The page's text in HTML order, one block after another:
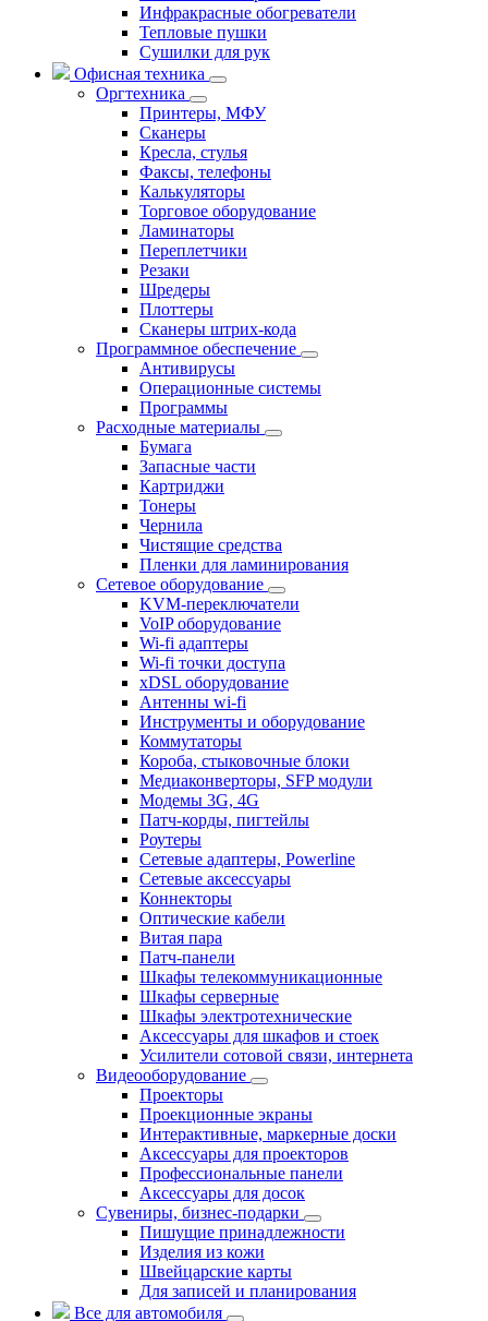
Инфракрасные обогреватели
Тепловые пушки
Сушилки для рук
Офисная техника
Оргтехника
Принтеры, МФУ
Сканеры
Кресла, стулья
Факсы, телефоны
Калькуляторы
Торговое оборудование
Ламинаторы
Переплетчики
Резаки
Шредеры
Плоттеры
Сканеры штрих-кода
Программное обеспечение
Антивирусы
Операционные системы
Программы
Расходные материалы
Бумага
Запасные части
Картриджи
Тонеры
Чернила
Чистящие средства
Пленки для ламинирования
Сетевое оборудование
KVM-переключатели
VoIP оборудование
Wi-fi адаптеры
Wi-fi точки доступа
xDSL оборудование
Антенны wi-fi
Инструменты и оборудование
Коммутаторы
Короба, стыковочные блоки
Медиаконверторы, SFP модули
Модемы 3G, 4G
Патч-корды, пигтейлы
Роутеры
Сетевые адаптеры, Powerline
Сетевые аксессуары
Коннекторы
Оптические кабели
Витая пара
Патч-панели
Шкафы телекоммуникационные
Шкафы серверные
Шкафы электротехнические
Аксессуары для шкафов и стоек
Усилители сотовой связи, интернета
Видеооборудование
Проекторы
Проекционные экраны
Интерактивные, маркерные доски
Аксессуары для проекторов
Профессиональные панели
Аксессуары для досок
Сувениры, бизнес-подарки
Пишущие принадлежности
Изделия из кожи
Швейцарские карты
Для записей и планирования
Все для автомобиля